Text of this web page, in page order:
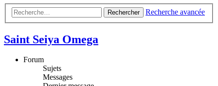
Rechercher Recherche avancée
Saint Seiya Omega
Forum
Sujets
Messages